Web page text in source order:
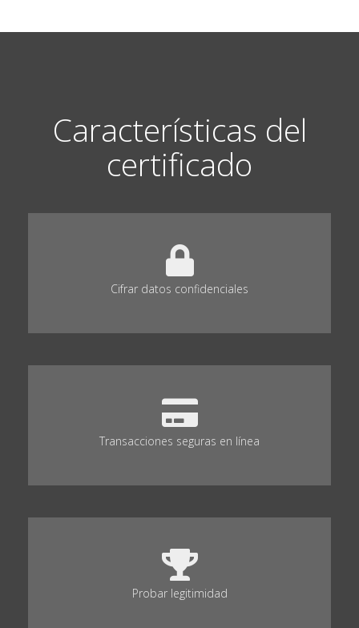
Características del
certificado
Cifrar datos confidenciales
Transacciones seguras en línea
Probar legitimidad